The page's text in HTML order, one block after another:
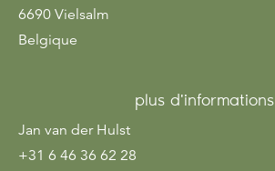
6690 Vielsalm
Belgique
plus d'informations
Jan van der Hulst
+31 6 46 36 62 28